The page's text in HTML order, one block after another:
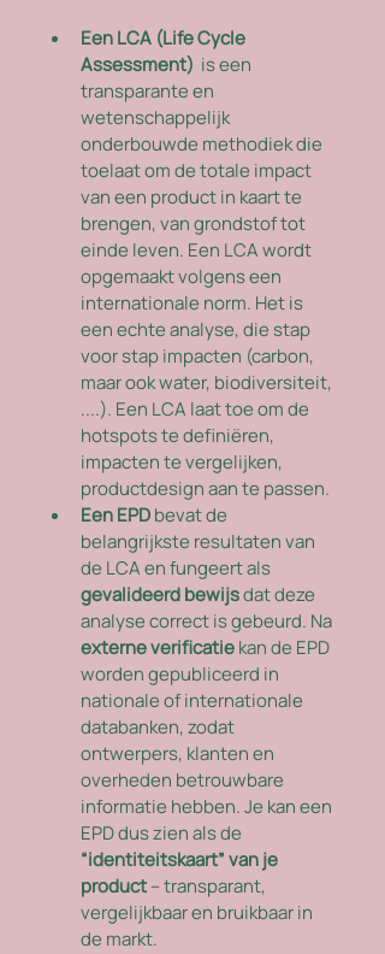
Een LCA (Life Cycle
Assessment) is een
transparante en
wetenschappelijk
onderbouwde methodiek die
toelaat om de totale impact
van een product in kaart te
brengen, van grondstof tot
einde leven. Een LCA wordt
opgemaakt volgens een
internationale norm. Het is
een echte analyse, die stap
voor stap impacten (carbon,
maar ook water, biodiversiteit,
....). Een LCA laat toe om de
hotspots te definiëren,
impacten te vergelijken,
productdesign aan te passen.
Een EPD bevat de
belangrijkste resultaten van
de LCA en fungeert als
gevalideerd bewijs dat deze
analyse correct is gebeurd. Na
externe verificatie kan de EPD
worden gepubliceerd in
nationale of internationale
databanken, zodat
ontwerpers, klanten en
overheden betrouwbare
informatie hebben. Je kan een
EPD dus zien als de
“identiteitskaart” van je
product – transparant,
vergelijkbaar en bruikbaar in
de markt.